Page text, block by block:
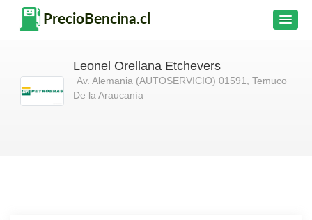
Leonel Orellana Etchevers
Av. Alemania (AUTOSERVICIO) 01591, Temuco
De la Araucanía